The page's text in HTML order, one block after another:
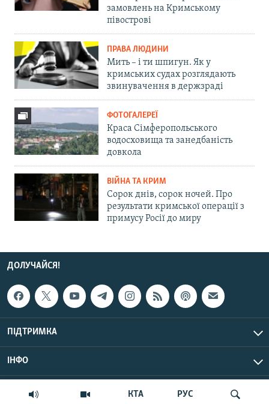
КТА РУС
замовлень на Кримському
півострові
ПРАВА ЛЮДИНИ
Мить – і ти шпигун. Як у
кримських судах розглядають
звинувачення в держзраді
ФОТОГАЛЕРЕЇ
Краса Сімферопольського
водосховища та занедбаність
довкола
ВІЙНА ТА КРИМ
Сорок днів, сорок ночей. Про
результати кримської операції з
примусу Росії до миру
ДОЛУЧАЙСЯ!
ПІДТРИМКА
ІНФО
© Крим.Реалії, 2026 | Усі права застережено.